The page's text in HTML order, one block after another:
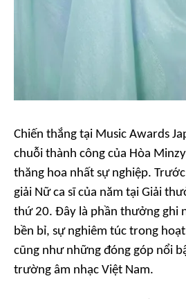
Chiến thắng tại Music Awards
chuỗi thành công của Hòa
thăng hoa nhất sự nghiệp.
giải Nữ ca sĩ của năm tại Giải
thứ 20. Đây là phần thưởng ghi
bền bỉ, sự nghiêm túc trong
cũng như những đóng góp nổi
trường âm nhạc Việt Nam.